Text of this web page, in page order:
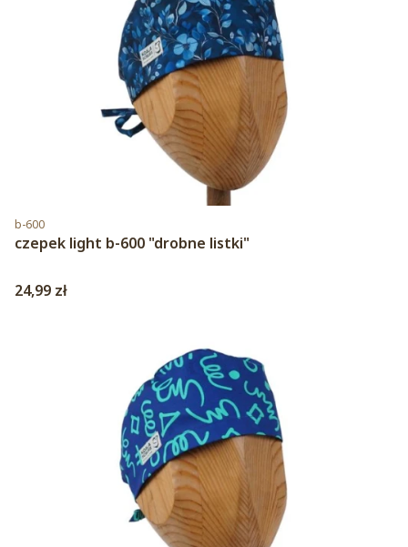
Kod produktu
b-600
czepek light b-600 "drobne listki"
Cena
24,99 zł